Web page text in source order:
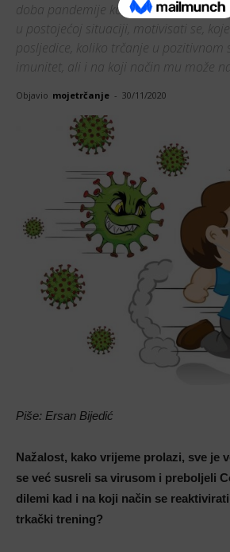
doba pandemije koronavirusa prema
u postojećoj situaciji, motivisati se,
posljedice, koliko trčanje u pozitivnom
imunitet, ali i na koji način mu može
Objavio mojetrčanje - 30/11/2020
Piše: Ersan Bijedić
Nažalost, kako vrijeme prolazi, sve je
se već susreli sa virusom i preboljeli
dilemi kad i na koji način se
trkački trening?